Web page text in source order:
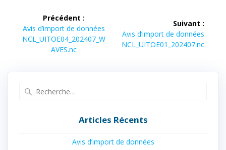
Navigation
de
l’article
Précédent :
Article
précédent :
Avis d’import de données
NCL_UITOE04_202407_W
AVES.nc
Suivant :
Article
suivant :
Avis d’import de données
NCL_UITOE01_202407.nc
Articles Récents
Avis d’import de données